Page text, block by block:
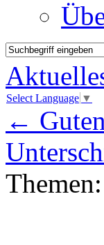
Select Language ▼
←
Themen: